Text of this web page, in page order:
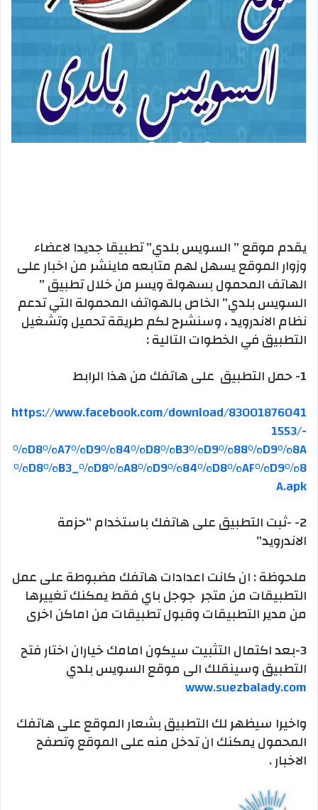
يقدم موقع ” السويس بلدي” تطبيقا جديدا لاعضاء
وزوار الموقع يسهل لهم متابعه ماينشر من اخبار على
الهاتف المحمول بسهولة ويسر من خلال تطبيق ”
السويس بلدي” الخاص بالهواتف المحمولة التي تدعم
نظام الاندرويد ، وسنشرح لكم طريقة تحميل وتشغيل
التطبيق في الخطوات التالية :
1- حمل التطبيق على هاتفك من هذا الرابط
https://www.facebook.com/download/83001876041
1553/-
%D8%A7%D9%84%D8%B3%D9%88%D9%8A
%D8%B3_%D8%A8%D9%84%D8%AF%D9%8
A.apk
2- -ثبت التطبيق على هاتفك باستخدام “حزمة
الاندرويد”
ملحوظة : ان كانت اعدادات هاتفك مضبوطة على عمل
التطبيقات من متجر جوجل باي فقط يمكنك تغييرها
من مدير التطبيقات وقبول تطبيقات من اماكن اخرى
3-بعد اكتمال التثبيت سيكون امامك خياران اختار فتح
التطبيق وسينقلك الى موقع السويس بلدي
www.suezbalady.com
واخيرا سيظهر لك التطبيق بشعار الموقع على هاتفك
المحمول يمكنك ان تدخل منه على الموقع وتصفح
الاخبار .